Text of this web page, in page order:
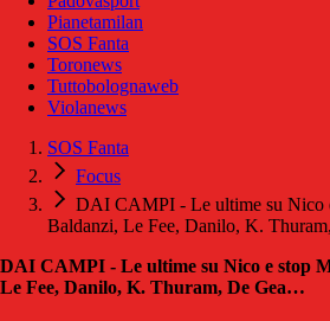
Pianetamilan
SOS Fanta
Toronews
Tuttobolognaweb
Violanews
SOS Fanta
Focus
DAI CAMPI - Le ultime su Nico
Baldanzi, Le Fee, Danilo, K.
DAI CAMPI - Le ultime su Nico e stop
Le Fee, Danilo, K. Thuram, De Gea…